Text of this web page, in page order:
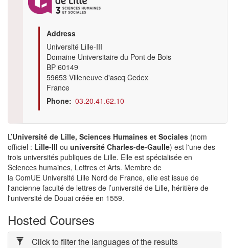
Address
Université Lille-III
Domaine Universitaire du Pont de Bois
BP 60149
59653 Villeneuve d'ascq Cedex
France
Phone 03.20.41.62.10
L’Université de Lille, Sciences Humaines et Sociales (nom
officiel : Lille-III ou université Charles-de-Gaulle) est l'une des
trois universités publiques de Lille. Elle est spécialisée en
Sciences humaines, Lettres et Arts. Membre de
la ComUE Université Lille Nord de France, elle est issue de
l'ancienne faculté de lettres de l’université de Lille, héritière de
l'université de Douai créée en 1559.
Hosted Courses
Click to filter the languages of the results